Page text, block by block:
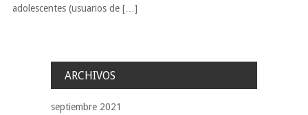
adolescentes (usuarios de […]
ARCHIVOS
septiembre 2021